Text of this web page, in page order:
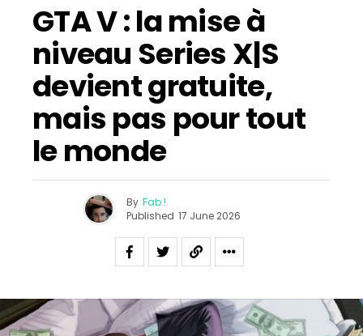
GTA V : la mise à
niveau Series X|S
devient gratuite,
mais pas pour tout
le monde
By Fab !
Published 17 June 2026